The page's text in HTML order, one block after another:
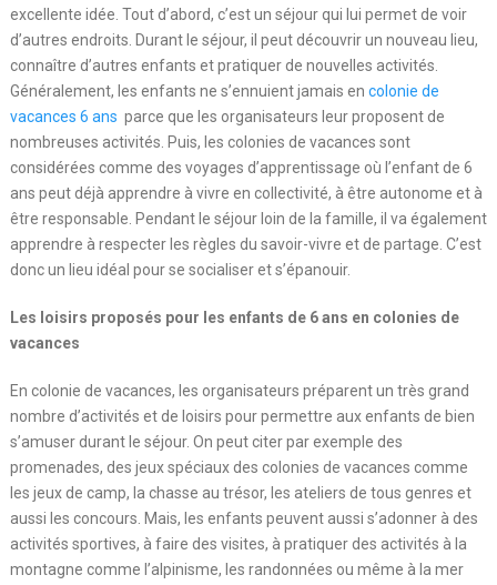
excellente idée. Tout d’abord, c’est un séjour qui lui permet de voir
d’autres endroits. Durant le séjour, il peut découvrir un nouveau lieu,
connaître d’autres enfants et pratiquer de nouvelles activités.
Généralement, les enfants ne s’ennuient jamais en colonie de
vacances 6 ans parce que les organisateurs leur proposent de
nombreuses activités. Puis, les colonies de vacances sont
considérées comme des voyages d’apprentissage où l’enfant de 6
ans peut déjà apprendre à vivre en collectivité, à être autonome et à
être responsable. Pendant le séjour loin de la famille, il va également
apprendre à respecter les règles du savoir-vivre et de partage. C’est
donc un lieu idéal pour se socialiser et s’épanouir.
Les loisirs proposés pour les enfants de 6 ans en colonies de
vacances
En colonie de vacances, les organisateurs préparent un très grand
nombre d’activités et de loisirs pour permettre aux enfants de bien
s’amuser durant le séjour. On peut citer par exemple des
promenades, des jeux spéciaux des colonies de vacances comme
les jeux de camp, la chasse au trésor, les ateliers de tous genres et
aussi les concours. Mais, les enfants peuvent aussi s’adonner à des
activités sportives, à faire des visites, à pratiquer des activités à la
montagne comme l’alpinisme, les randonnées ou même à la mer